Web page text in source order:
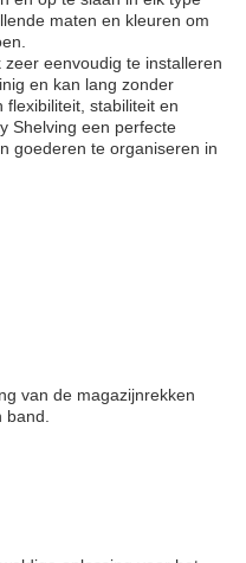
maten en kleuren om
eenvoudig te installeren
en kan lang zonder
stabiliteit en
Shelving een perfecte
goederen te organiseren in
van de magazijnrekken